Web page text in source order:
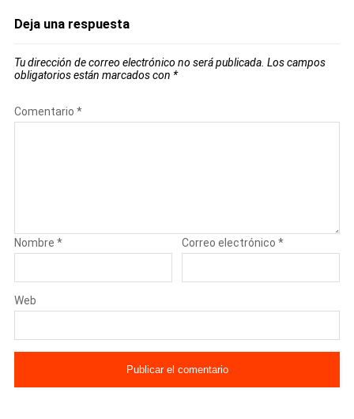
Deja una respuesta
Tu dirección de correo electrónico no será publicada. Los campos
obligatorios están marcados con *
Comentario *
Nombre * Correo electrónico*
Web